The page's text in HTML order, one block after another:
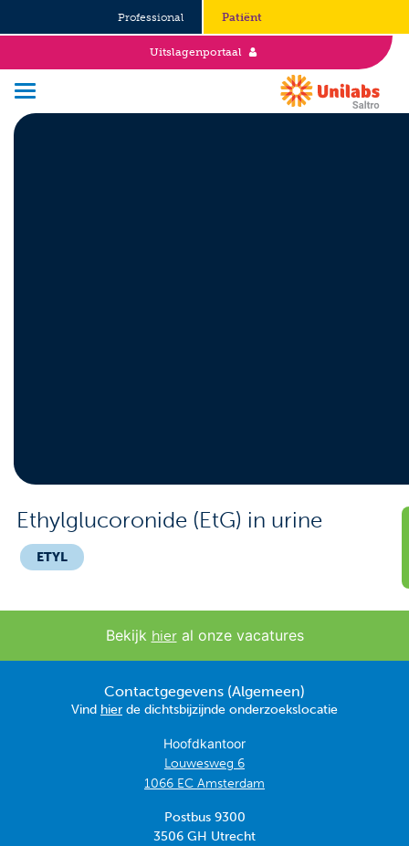
Professional Patiënt
Uitslagenportaal
Tarieven
Locaties
Praktische informatie
Trombosedienst
Ethylglucoronide (EtG) in urine
ETYL
Bekijk hieral onze vacatures
Contactgegevens (Algemeen)
Vind hier de dichtsbijzijnde onderzoekslocatie
Hoofdkantoor
Louwesweg 6
1066 EC Amsterdam
Postbus 9300
3506 GH Utrecht